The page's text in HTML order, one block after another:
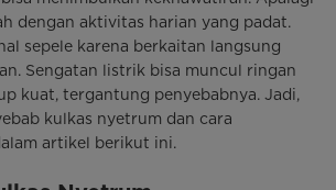
dengan aktivitas harian yang padat.
sepele karena berkaitan langsung
Sengatan listrik bisa muncul ringan
kuat, tergantung penyebabnya. Jadi,
kulkas nyetrum dan cara
artikel berikut ini.